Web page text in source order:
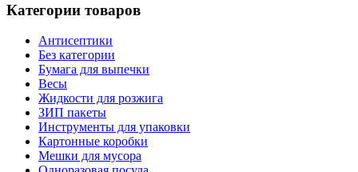
Категории товаров
Антисептики
Без категории
Бумага для выпечки
Весы
Жидкости для розжига
ЗИП пакеты
Инструменты для упаковки
Картонные коробки
Мешки для мусора